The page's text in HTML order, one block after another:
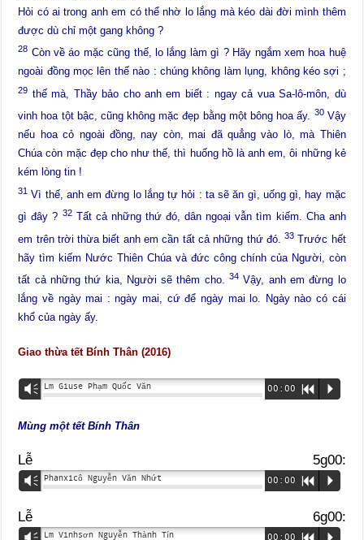
Hỏi có ai trong anh em có thể nhờ lo lắng mà kéo dài đời mình thêm
được dù chỉ một gang không ?
28 Còn về áo mặc cũng thế, lo lắng làm gì ? Hãy ngắm xem hoa huệ
ngoài đồng mọc lên thế nào : chúng không làm lụng, không kéo sợi ;
29 thế mà, Thầy bảo cho anh em biết : ngay cả vua Sa-lô-môn, dù
vinh hoa tột bậc, cũng không mặc đẹp bằng một bông hoa ấy. 30Vậy
nếu hoa cỏ ngoài đồng, nay còn, mai đã quẳng vào lò, mà Thiên
Chúa còn mặc đẹp cho như thế, thì huống hồ là anh em, ôi những kẻ
kém lòng tin !
31 Vì thế, anh em đừng lo lắng tự hỏi : ta sẽ ăn gì, uống gì, hay mặc
gì đây ? 32Tất cả những thứ đó, dân ngoại vẫn tìm kiếm. Cha anh
em trên trời thừa biết anh em cần tất cả những thứ đó.33 Trước hết
hãy tìm kiếm Nước Thiên Chúa và đức công chính của Người, còn
tất cả những thứ kia, Người sẽ thêm cho.34 Vậy, anh em đừng lo
lắng về ngày mai : ngày mai, cứ để ngày mai lo. Ngày nào có cái
khổ của ngày ấy.
Giao thừa tết Bính Thân (2016)
Vm Lm Giuse Phạm Quốc Văn 00:00 R P
Mùng một tết Bính Thân
Lễ 5g00:
Vm Phanxicô Nguyễn Văn Nhứt 00:00 R P
Lễ 6g00:
Vm Lm Vinhsơn Nguyễn Thành Tín 00:00 R P